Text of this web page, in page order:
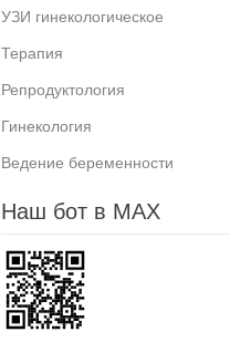
УЗИ гинекологическое
Терапия
Репродуктология
Гинекология
Ведение беременности
Наш бот в MAX